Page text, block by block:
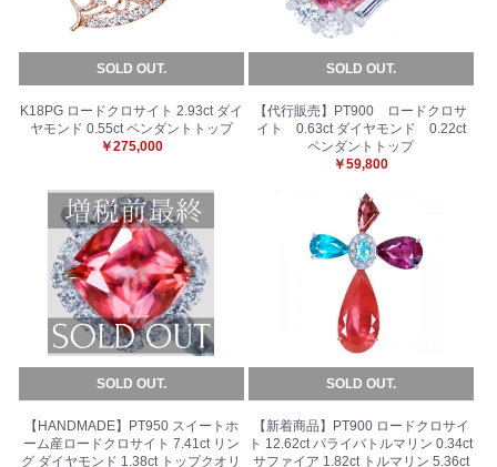
SOLD OUT.
K18PG ロードクロサイト 2.93ct ダイ
ヤモンド 0.55ct ペンダントトップ
￥275,000
SOLD OUT.
【代行販売】PT900 ロードクロサ
イト 0.63ct ダイヤモンド 0.22ct
ペンダントトップ
￥59,800
SOLD OUT.
【HANDMADE】PT950 スイートホ
ーム産ロードクロサイト 7.41ct リン
グ ダイヤモンド 1.38ct トップクオリ
SOLD OUT.
【新着商品】PT900 ロードクロサイ
ト 12.62ct パライバトルマリン 0.34ct
サファイア 1.82ct トルマリン 5.36ct